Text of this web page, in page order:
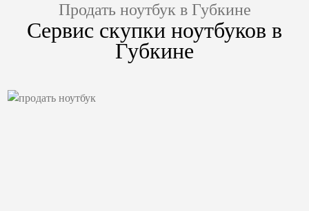
Продать ноутбук в Губкине
Сервис скупки ноутбуков в
Губкине